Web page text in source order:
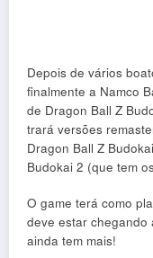
Depois de vários
finalmente a Namco
de Dragon Ball Z
trará versões
Dragon Ball Z
Budokai 2 (que tem
O game terá como
deve estar chegando
ainda tem mais!